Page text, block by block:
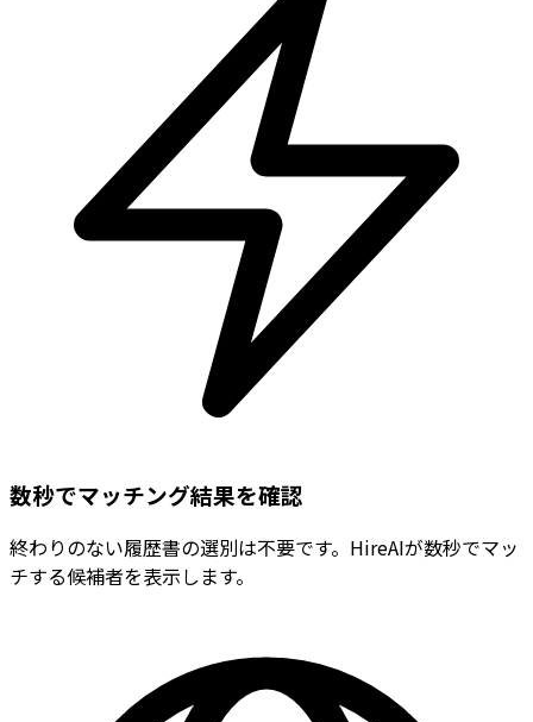
数秒でマッチング結果を確認
終わりのない履歴書の選別は不要です。HireAIが数秒でマッ
チする候補者を表示します。